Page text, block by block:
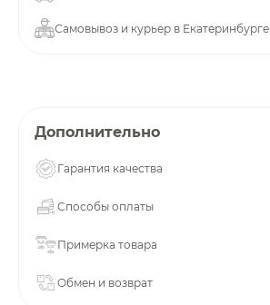
Самовывоз и курьер в Екатеринбурге
Дополнительно
Гарантия качества
Способы оплаты
Примерка товара
Обмен и возврат
об оплате Плайтом
недели
8 800 302-02-51